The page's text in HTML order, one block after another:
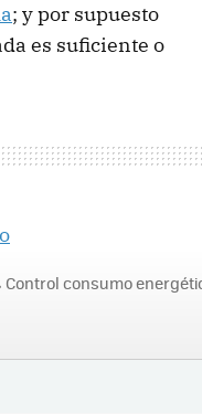
; y por supuesto
es suficiente o
Control consumo